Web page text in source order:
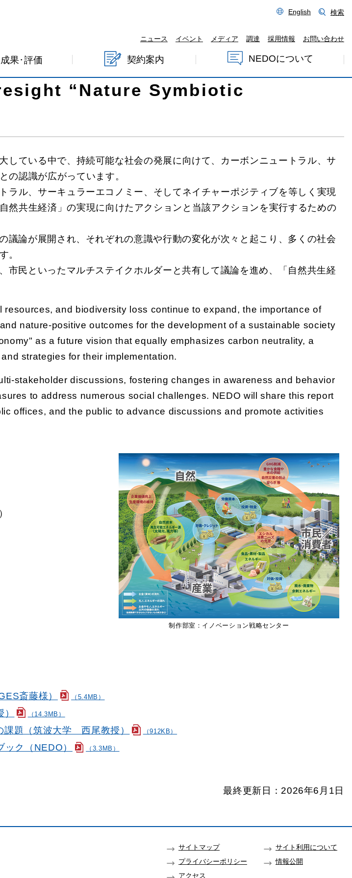
English 検索
ニュース イベント メディア 調達 採用情報 お問い合わせ
成果･評価 契約案内 NEDOについて
“Nature Symbiotic
ている中で、持続可能な社会の発展に向けて、カーボンニュートラル、サ
の認識が広がっています。
ル、サーキュラーエコノミー、そしてネイチャーポジティブを等しく実現
共生経済」の実現に向けたアクションと当該アクションを実行するための
論が展開され、それぞれの意識や行動の変化が次々と起こり、多くの社会
。
民といったマルチステイクホルダーと共有して議論を進め、「自然共生経
and biodiversity loss continue to expand, the importance of
nature-positive outcomes for the development of a sustainable society
as a future vision that equally emphasizes carbon neutrality, a
strategies for their implementation.
stakeholder discussions, fostering changes in awareness and behavior
to address numerous social challenges. NEDO will share this report
offices, and the public to advance discussions and promote activities
制作部室：イノベーション戦略センター
斎藤様） （5.4MB）
（14.3MB）
課題（筑波大学 西尾教授） （912KB）
ク（NEDO） （3.3MB）
最終更新日：2026年6月1日
サイトマップ
サイト利用について
プライバシーポリシー
情報公開
アクセス